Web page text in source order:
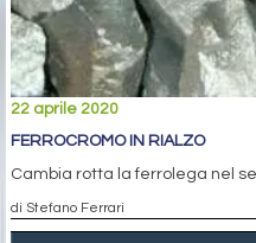
22 aprile 2020
FERROCROMO IN RIALZO
Cambia rotta la ferrolega nel
di Stefano Ferrari